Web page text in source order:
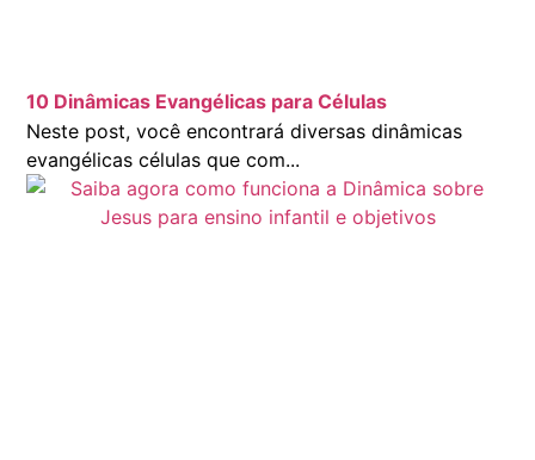
10 Dinâmicas Evangélicas para Células
Neste post, você encontrará diversas dinâmicas
evangélicas células que com...